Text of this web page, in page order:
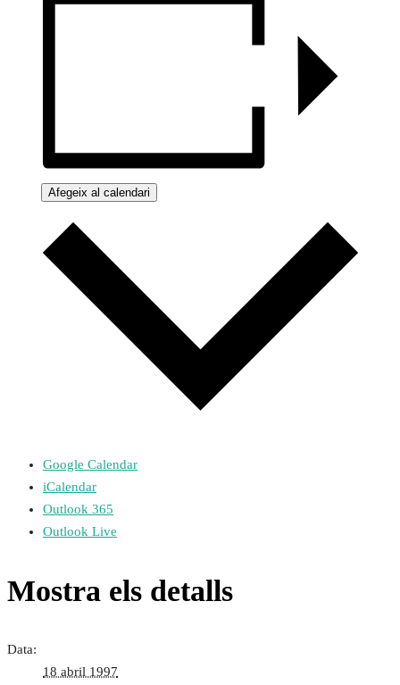
Afegeix al calendari
Google Calendar
iCalendar
Outlook 365
Outlook Live
Mostra els detalls
Data:
18 abril 1997